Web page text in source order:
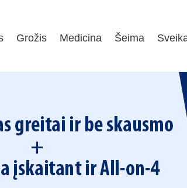
Grožis Medicina Šeima